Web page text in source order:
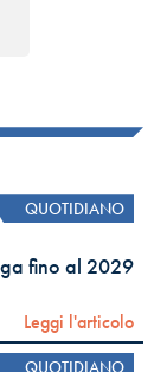
QUOTIDIANO
fino al 2029
Leggi l'articolo
QUOTIDIANO